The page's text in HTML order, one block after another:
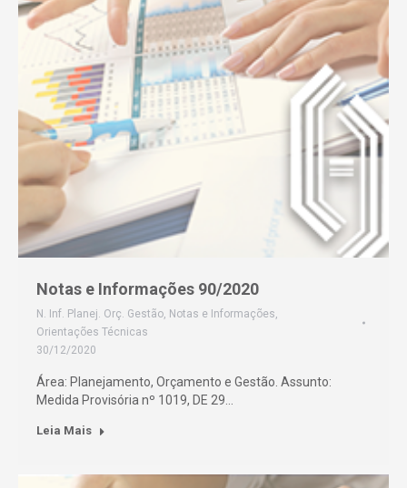
Notas e Informações 90/2020
N. Inf. Planej. Orç. Gestão, Notas e Informações,
Orientações Técnicas
30/12/2020
Área: Planejamento, Orçamento e Gestão. Assunto:
Medida Provisória nº 1019, DE 29…
Leia Mais